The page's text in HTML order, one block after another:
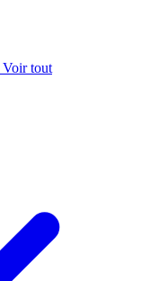
Voir tout